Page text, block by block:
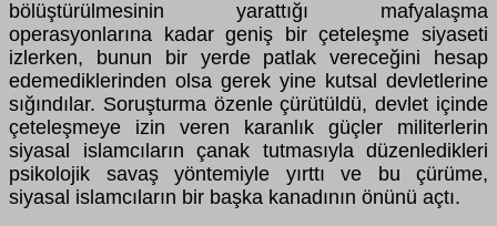
bölüştürülmesinin yarattığı mafyalaşma
operasyonlarına kadar geniş bir çeteleşme siyaseti
izlerken, bunun bir yerde patlak vereceğini hesap
edemediklerinden olsa gerek yine kutsal devletlerine
sığındılar. Soruşturma özenle çürütüldü, devlet içinde
çeteleşmeye izin veren karanlık güçler militerlerin
siyasal islamcıların çanak tutmasıyla düzenledikleri
psikolojik savaş yöntemiyle yırttı ve bu çürüme,
siyasal islamcıların bir başka kanadının önünü açtı.